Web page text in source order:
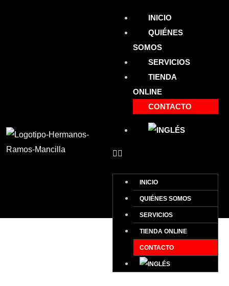
INICIO
QUIÉNES
SOMOS
SERVICIOS
TIENDA
ONLINE
CONTACTO
INICIO
QUIÉNES SOMOS
SERVICIOS
TIENDA ONLINE
CONTACTO